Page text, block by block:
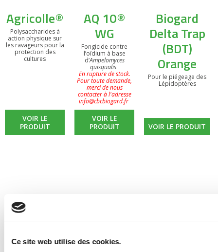
Ce site web utilise des cookies.
Agricolle®
Polysaccharides à
action physique sur
les ravageurs pour la
protection des
cultures
VOIR LE
PRODUIT
AQ 10®
WG
Fongicide contre
l’oïdium à base
d’Ampelomyces
quisqualis
En rupture de stock.
Pour toute demande,
merci de nous
contacter à l'adresse
info@cbcbiogard.fr
VOIR LE
PRODUIT
Biogard
Delta Trap
(BDT)
Orange
Pour le piégeage des
Lépidoptères
VOIR LE PRODUIT